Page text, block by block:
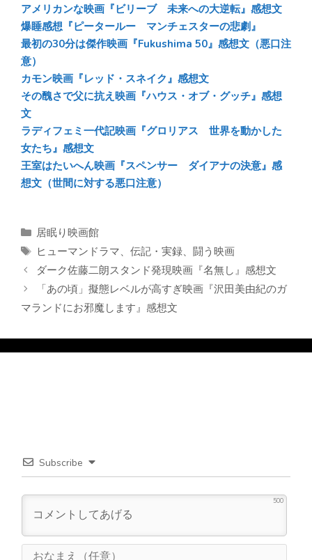
アメリカンな映画『ビリーブ 未来への大逆転』感想文
爆睡感想『ピータールー マンチェスターの悲劇』
最初の30分は傑作映画『Fukushima 50』感想文（悪口注
意）
カモン映画『レッド・スネイク』感想文
その醜さで父に抗え映画『ハウス・オブ・グッチ』感想
文
ラディフェミ一代記映画『グロリアス 世界を動かした
女たち』感想文
王室はたいへん映画『スペンサー ダイアナの決意』感
想文（世間に対する悪口注意）
カ
テ
リ
ー
居眠り映画館
タ
グ
ヒューマンドラマ、 伝記・実録、 闘う映画
ダーク佐藤二朗スタンド発現映画『名無し』感想文
「あの頃」擬態レベルが高すぎ映画『沢田美由紀のガ
マランドにお邪魔します』感想文
Subscribe
500